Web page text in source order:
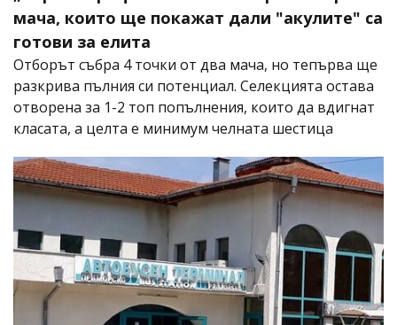
мача, които ще покажат дали "акулите" са
готови за елита
Отборът събра 4 точки от два мача, но тепърва ще
разкрива пълния си потенциал. Селекцията остава
отворена за 1-2 топ попълнения, които да вдигнат
класата, а целта е минимум челната шестица